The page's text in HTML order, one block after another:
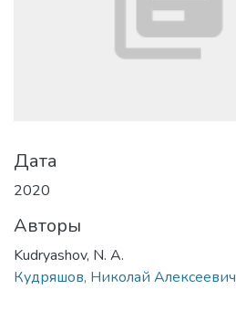
Дата
2020
Авторы
Kudryashov, N. A.
Кудряшов, Николай Алексеевич